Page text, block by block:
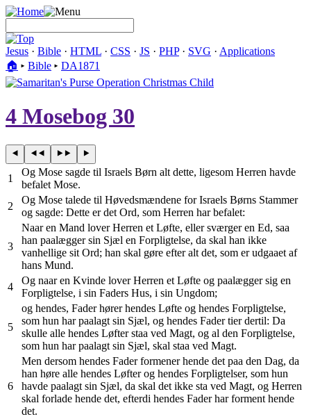
Jesus · Bible · HTML · CSS · JS · PHP· SVG · Applications
🏠︎ ▸ Bible ▸ DA1871
4 Mosebog 30
1
Og Mose sagde til Israels Børn alt dette, ligesom Herren havde
befalet Mose.
2
Og Mose talede til Høvedsmændene for Israels Børns Stammer
og sagde: Dette er det Ord, som Herren har befalet:
3
Naar en Mand lover Herren et Løfte, eller sværger en Ed, saa
han paalægger sin Sjæl en Forpligtelse, da skal han ikke
vanhellige sit Ord; han skal gøre efter alt det, som er udgaaet af
hans Mund.
4
Og naar en Kvinde lover Herren et Løfte og paalægger sig en
Forpligtelse, i sin Faders Hus, i sin Ungdom;
5
og hendes, Fader hører hendes Løfte og hendes Forpligtelse,
som hun har paalagt sin Sjæl, og hendes Fader tier dertil: Da
skulle alle hendes Løfter staa ved Magt, og al den Forpligtelse,
som hun har paalagt sin Sjæl, skal staa ved Magt.
6
Men dersom hendes Fader formener hende det paa den Dag, da
han høre alle hendes Løfter og hendes Forpligtelser, som hun
havde paalagt sin Sjæl, da skal det ikke sta ved Magt, og Herren
skal forlade hende det, efterdi hendes Fader har forment hende
det.